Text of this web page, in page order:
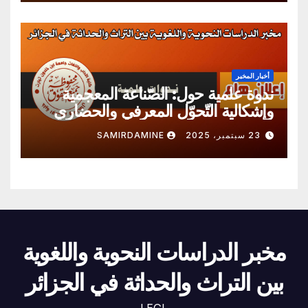
أخبار المخبر
ندوة علمية حول: الصّناعة المعجمية
وإشكالية التّحوّل المعرفي والحضاري
23 سبتمبر، 2025 SAMIRDAMINE
مخبر الدراسات النحوية واللغوية
بين التراث والحداثة في الجزائر